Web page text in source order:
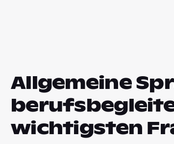
Allgemeine
wichtigsten